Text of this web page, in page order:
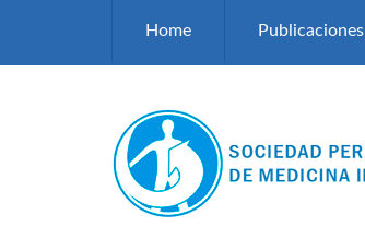
Home Publicaciones